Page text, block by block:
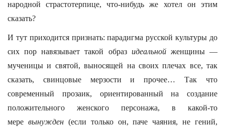
народной страстотерпице, что-нибудь же хотел он этим
сказать?
И тут приходится признать: парадигма русской культуры до
сих пор навязывает такой образ идеальной женщины —
мученицы и святой, выносящей на своих плечах все, так
сказать, свинцовые мерзости и прочее… Так что
современный прозаик, ориентированный на создание
положительного женского персонажа, в какой-то
мере вынужден(если только он, паче чаяния, не гений,